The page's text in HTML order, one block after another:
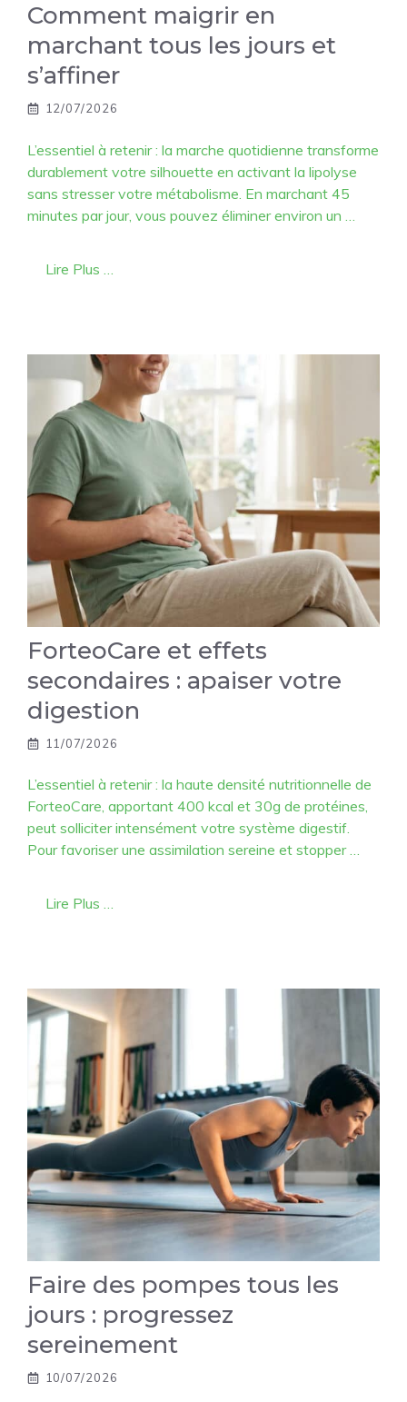
Comment maigrir en
marchant tous les jours et
s’affiner
12/07/2026
L’essentiel à retenir : la marche quotidienne transforme
durablement votre silhouette en activant la lipolyse
sans stresser votre métabolisme. En marchant 45
minutes par jour, vous pouvez éliminer environ un …
Lire Plus …
ForteoCare et effets
secondaires : apaiser votre
digestion
11/07/2026
L’essentiel à retenir : la haute densité nutritionnelle de
ForteoCare, apportant 400 kcal et 30g de protéines,
peut solliciter intensément votre système digestif.
Pour favoriser une assimilation sereine et stopper …
Lire Plus …
Faire des pompes tous les
jours : progressez
sereinement
10/07/2026